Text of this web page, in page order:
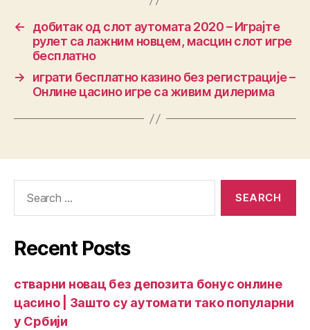
←
добитак од слот аутомата 2020 – Играјте
рулет са лажним новцем, масцин слот игре
бесплатно
→
играти бесплатно казино без регистрације –
Онлине цасино игре са живим дилерима
Recent Posts
стварни новац без депозита бонус онлине
цасино | Зашто су аутомати тако популарни
у Србији